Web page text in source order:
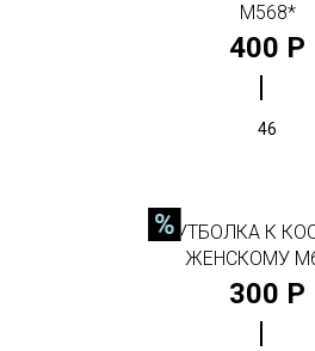
М568*
400 Р
46
ФУТБОЛКА К
ЖЕНСКОМУ
300 Р